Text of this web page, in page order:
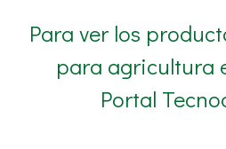
Para ver los
para agricultura
Portal